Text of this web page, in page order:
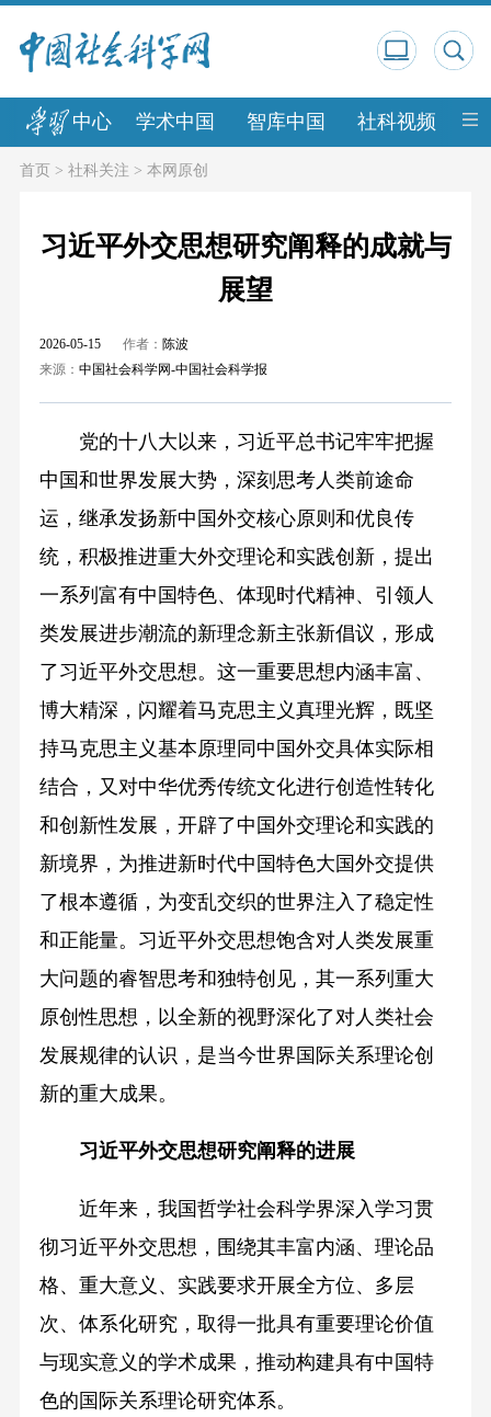
中心 学术中国 智库中国 社科视频 中
首页> 社科关注 > 本网原创
习近平外交思想研究阐释的成就与
展望
2026-05-15 作者： 陈波
来源： 中国社会科学网-中国社会科学报
党的十八大以来，习近平总书记牢牢把握
中国和世界发展大势，深刻思考人类前途命
运，继承发扬新中国外交核心原则和优良传
统，积极推进重大外交理论和实践创新，提出
一系列富有中国特色、体现时代精神、引领人
类发展进步潮流的新理念新主张新倡议，形成
了习近平外交思想。这一重要思想内涵丰富、
博大精深，闪耀着马克思主义真理光辉，既坚
持马克思主义基本原理同中国外交具体实际相
结合，又对中华优秀传统文化进行创造性转化
和创新性发展，开辟了中国外交理论和实践的
新境界，为推进新时代中国特色大国外交提供
了根本遵循，为变乱交织的世界注入了稳定性
和正能量。习近平外交思想饱含对人类发展重
大问题的睿智思考和独特创见，其一系列重大
原创性思想，以全新的视野深化了对人类社会
发展规律的认识，是当今世界国际关系理论创
新的重大成果。
习近平外交思想研究阐释的进展
近年来，我国哲学社会科学界深入学习贯
彻习近平外交思想，围绕其丰富内涵、理论品
格、重大意义、实践要求开展全方位、多层
次、体系化研究，取得一批具有重要理论价值
与现实意义的学术成果，推动构建具有中国特
色的国际关系理论研究体系。